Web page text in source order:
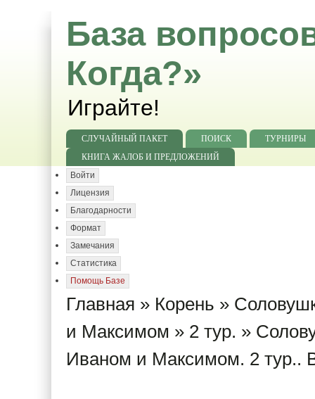
База
Когда?»
Играйте!
СЛУЧАЙНЫЙ ПАКЕТ ПОИСК
ТУРНИРЫ
КНИГА ЖАЛОБ И ПРЕДЛОЖЕНИЙ
Войти
Лицензия
Благодарности
Формат
Замечания
Статистика
Помощь Базе
Главная » Корень »
и Максимом » 2 тур. »
Иваном и Максимом. 2 тур..